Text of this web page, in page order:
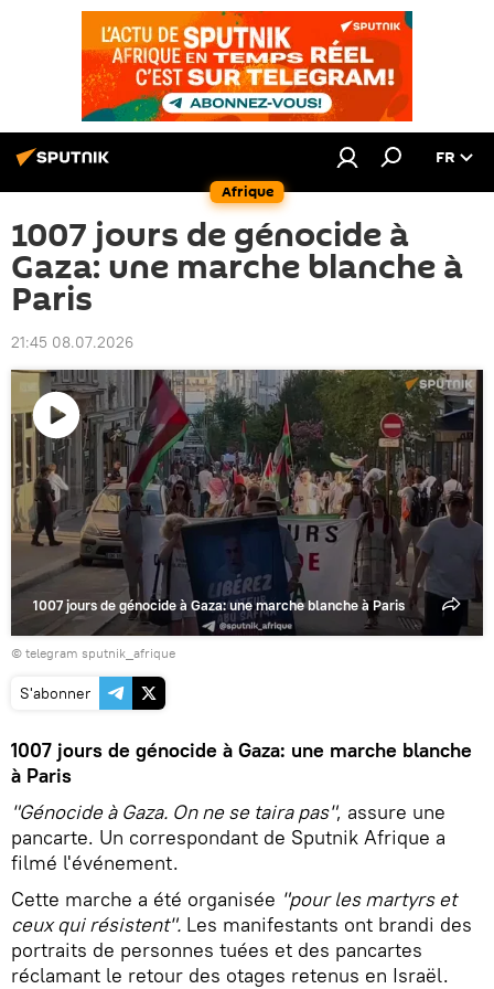
Afrique
FR
1007 jours de génocide à
Gaza: une marche blanche à
Paris
21:45 08.07.2026
Lire
la
vidéo
1007 jours de génocide à Gaza: une marche blanche à Paris
© telegram sputnik_afrique
S'abonner
1007 jours de génocide à Gaza: une marche blanche
à Paris
"Génocide à Gaza. On ne se taira pas", assure une
pancarte. Un correspondant de Sputnik Afrique a
filmé l'événement.
Cette marche a été organisée "pour les martyrs et
ceux qui résistent". Les manifestants ont brandi des
portraits de personnes tuées et des pancartes
réclamant le retour des otages retenus en Israël.